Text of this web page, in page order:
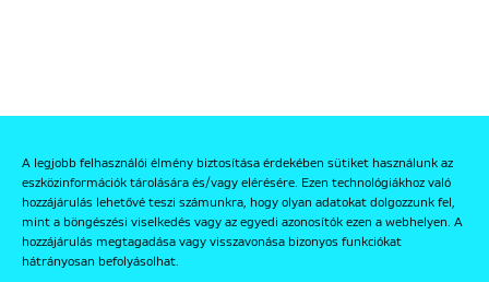
A legjobb felhasználói élmény biztosítása érdekében sütiket használunk az
eszközinformációk tárolására és/vagy elérésére. Ezen technológiákhoz való
hozzájárulás lehetővé teszi számunkra, hogy olyan adatokat dolgozzunk fel,
mint a böngészési viselkedés vagy az egyedi azonosítók ezen a webhelyen. A
hozzájárulás megtagadása vagy visszavonása bizonyos funkciókat
hátrányosan befolyásolhat.